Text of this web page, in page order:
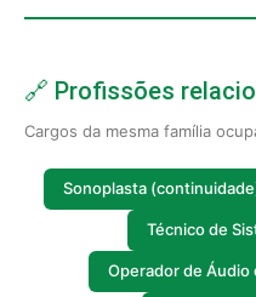
🔗 Profissões
Cargos da mesma família
Sonoplasta
Técnico de
Operador de Áudio